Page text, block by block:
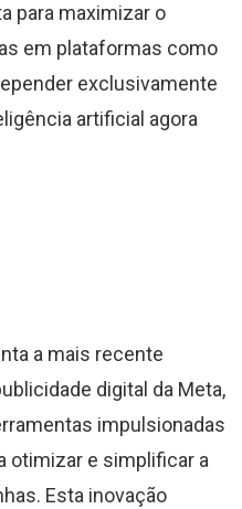
para maximizar o
em plataformas como
exclusivamente
artificial agora
a mais recente
digital da Meta,
impulsionadas
otimizar e simplificar a
Esta inovação